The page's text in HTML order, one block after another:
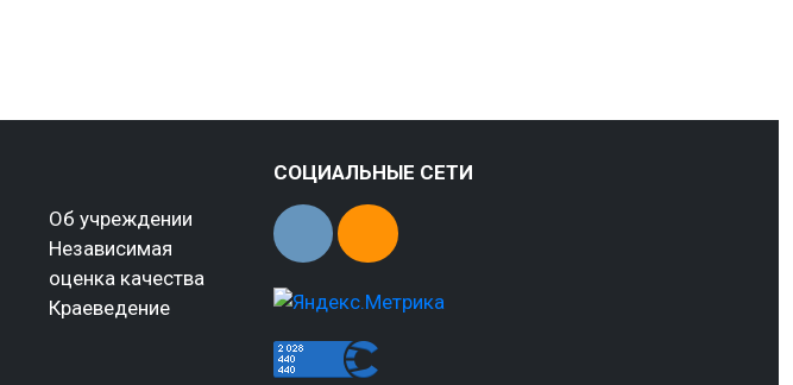
Об учреждении
Независимая
оценка качества
Краеведение
СОЦИАЛЬНЫЕ СЕТИ